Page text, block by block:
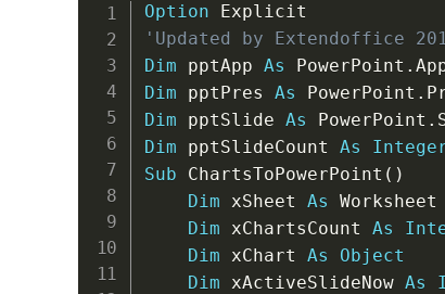
Set pptSlide
Else
Set pptSlide =
End
If
Else
Set pptPres = pptApp.
Set pptSlide = pptPres
End If
End
If
  ActiveChart
. ChartArea .
Option
'Updated by Extendoffice
Dim pptApp As PowerPoint .
Dim pptPres As PowerPoint .
Dim pptSlide As PowerPoint .
Dim pptSlideCount As
Sub ChartsToPowerPoint ( )
Dim xSheet As Worksheet
Dim xChartsCount As
Dim xChart As
Object
Dim xActiveSlideNow As